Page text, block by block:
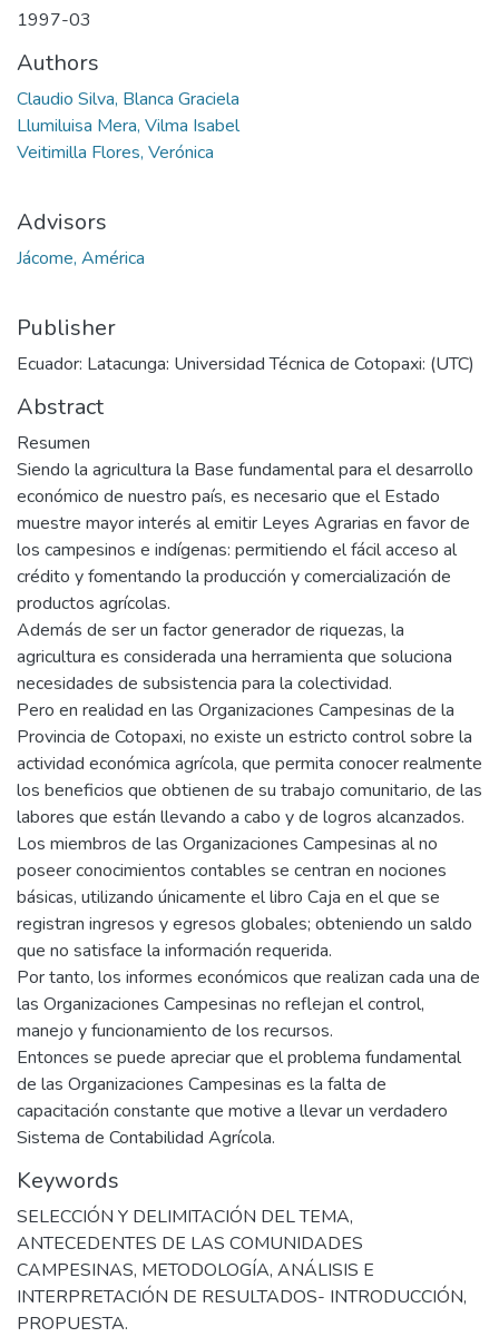
1997-03
Authors
Claudio Silva, Blanca Graciela
Llumiluisa Mera, Vilma Isabel
Veitimilla Flores, Verónica
Advisors
Jácome, América
Publisher
Ecuador: Latacunga: Universidad Técnica de Cotopaxi: (UTC)
Abstract
Resumen
Siendo la agricultura la Base fundamental para el desarrollo
económico de nuestro país, es necesario que el Estado
muestre mayor interés al emitir Leyes Agrarias en favor de
los campesinos e indígenas: permitiendo el fácil acceso al
crédito y fomentando la producción y comercialización de
productos agrícolas.
Además de ser un factor generador de riquezas, la
agricultura es considerada una herramienta que soluciona
necesidades de subsistencia para la colectividad.
Pero en realidad en las Organizaciones Campesinas de la
Provincia de Cotopaxi, no existe un estricto control sobre la
actividad económica agrícola, que permita conocer realmente
los beneficios que obtienen de su trabajo comunitario, de las
labores que están llevando a cabo y de logros alcanzados.
Los miembros de las Organizaciones Campesinas al no
poseer conocimientos contables se centran en nociones
básicas, utilizando únicamente el libro Caja en el que se
registran ingresos y egresos globales; obteniendo un saldo
que no satisface la información requerida.
Por tanto, los informes económicos que realizan cada una de
las Organizaciones Campesinas no reflejan el control,
manejo y funcionamiento de los recursos.
Entonces se puede apreciar que el problema fundamental
de las Organizaciones Campesinas es la falta de
capacitación constante que motive a llevar un verdadero
Sistema de Contabilidad Agrícola.
Keywords
SELECCIÓN Y DELIMITACIÓN DEL TEMA,
ANTECEDENTES DE LAS COMUNIDADES
CAMPESINAS, METODOLOGÍA, ANÁLISIS E
INTERPRETACIÓN DE RESULTADOS- INTRODUCCIÓN,
PROPUESTA.